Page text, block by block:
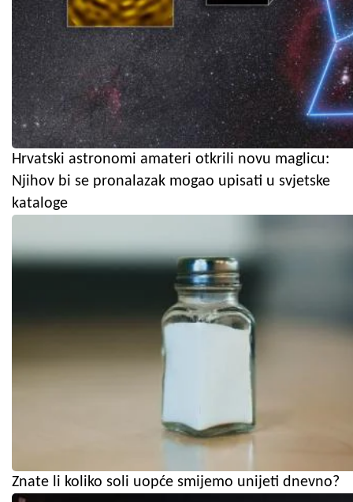
Hrvatski astronomi amateri otkrili novu maglicu:
Njihov bi se pronalazak mogao upisati u svjetske
kataloge
Znate li koliko soli uopće smijemo unijeti dnevno?